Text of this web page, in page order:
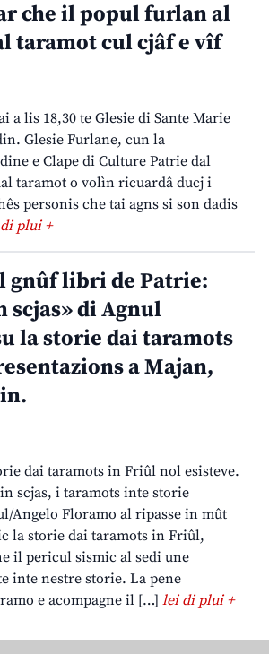
che il popul furlan al
taramot cul cjâf e vîf
a lis 18,30 te Glesie di Sante Marie
Glesie Furlane, cun la
e Clape di Culture Patrie dal
taramot o volìn ricuardâ ducj i
personis che tai agns si son dadis
plui +
gnûf libri de Patrie:
scjas» di Agnul
la storie dai taramots
a Majan,
dai taramots in Friûl nol esisteve.
scjas, i taramots inte storie
Angelo Floramo al ripasse in mût
la storie dai taramots in Friûl,
il pericul sismic al sedi une
inte nestre storie. La pene
e acompagne il […] lei di plui +